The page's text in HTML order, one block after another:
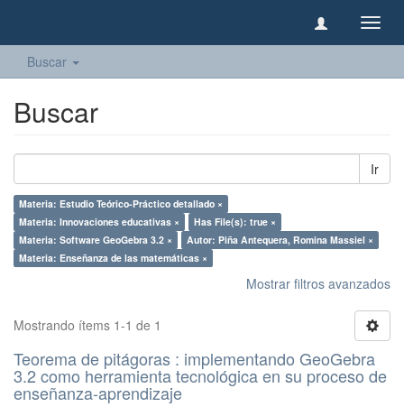
Buscar
Buscar
Ir
Materia: Estudio Teórico-Práctico detallado ×
Materia: Innovaciones educativas ×
Has File(s): true ×
Materia: Software GeoGebra 3.2 ×
Autor: Piña Antequera, Romina Massiel ×
Materia: Enseñanza de las matemáticas ×
Mostrar filtros avanzados
Mostrando ítems 1-1 de 1
Teorema de pitágoras : implementando GeoGebra
3.2 como herramienta tecnológica en su proceso de
enseñanza-aprendizaje